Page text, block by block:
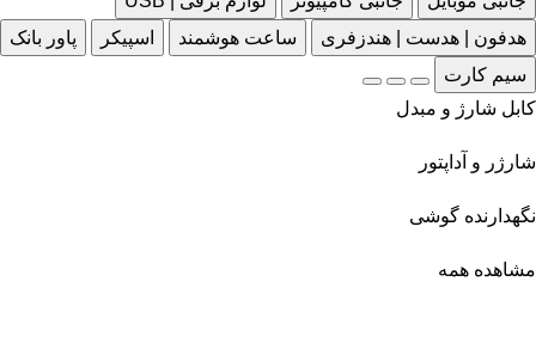
هدفون | هدست | هندزفری
ساعت هوشمند اسپیکر
پاور بانک
سیم کارت
کابل شارژ و مبدل
شارژر و آداپتور
نگهدارنده گوشی
مشاهده همه